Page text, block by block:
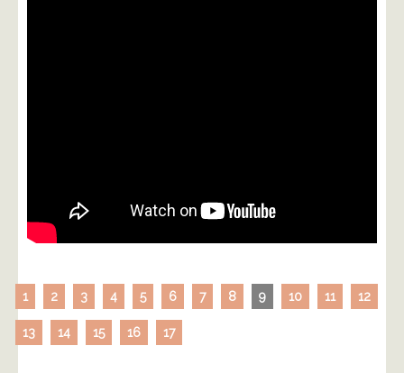
1 2 3 4 5 6 7 8 9 10 11 12
13 14 15 16 17